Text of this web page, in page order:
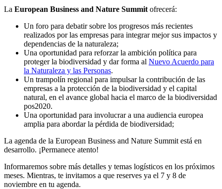
La European Business and Nature Summit ofrecerá:
Un foro para debatir sobre los progresos más recientes
realizados por las empresas para integrar mejor sus impactos y
dependencias de la naturaleza;
Una oportunidad para reforzar la ambición política para
proteger la biodiversidad y dar forma al Nuevo Acuerdo para
la Naturaleza y las Personas.
Un trampolín regional para impulsar la contribución de las
empresas a la protección de la biodiversidad y el capital
natural, en el avance global hacia el marco de la biodiversidad
pos2020.
Una oportunidad para involucrar a una audiencia europea
amplia para abordar la pérdida de biodiversidad;
La agenda de la European Business and Nature Summit está en
desarrollo. ¡Permanece atento!
Informaremos sobre más detalles y temas logísticos en los próximos
meses. Mientras, te invitamos a que reserves ya el 7 y 8 de
noviembre en tu agenda.